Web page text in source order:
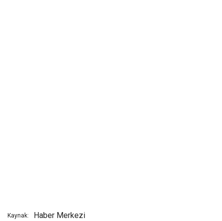
Kaynak: Haber Merkezi